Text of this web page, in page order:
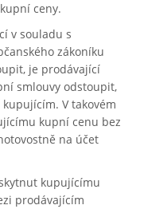
ceny.
v souladu s
zákoníku
je prodávající
smlouvy odstoupit,
V takovém
kupní cenu bez
na účet
kupujícímu
prodávajícím